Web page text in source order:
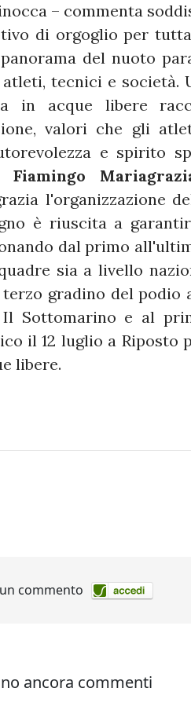
– commenta
di orgoglio per tutta
del nuoto
tecnici e società.
in acque libere
valori che gli
e spirito
Fiamingo
l'organizzazione
è riuscita a
dal primo
sia a livello
gradino del podio
Sottomarino e al
il 12 luglio a Riposto
libere.